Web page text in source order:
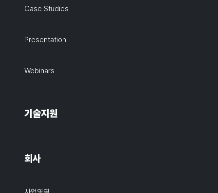
Case Studies
Presentation
Webinars
기술지원
회사